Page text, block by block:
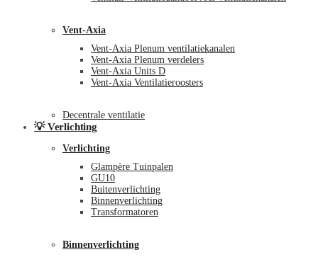
Vent-Axia
Vent-Axia Plenum ventilatiekanalen
Vent-Axia Plenum verdelers
Vent-Axia Units D
Vent-Axia Ventilatieroosters
Decentrale ventilatie
💡 Verlichting
Verlichting
Glampère Tuinpalen
GU10
Buitenverlichting
Binnenverlichting
Transformatoren
Binnenverlichting